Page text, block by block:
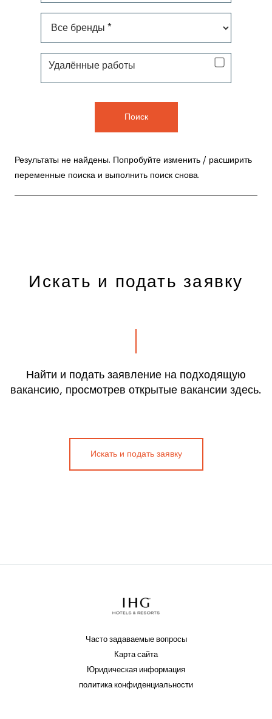
Все бренды *
Удаленная работа
Удалённые работы
Поиск
Результаты не найдены. Попробуйте изменить / расширить
переменные поиска и выполнить поиск снова.
Искать и подать заявку
Искать и подать заявку
Найти и подать заявление на подходящую
вакансию, просмотрев открытые вакансии здесь.
Часто задаваемые вопросы
Карта сайта
Юридическая информация
политика конфиденциальности